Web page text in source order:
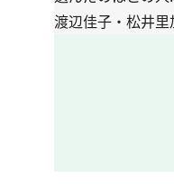
渡辺佳子・松井